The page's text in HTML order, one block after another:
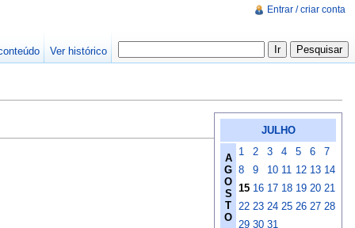
JULHO
A
G
O
S
T
O
1 2 3 4 5 6
7
8
9 10 11 12 13 14
15 16 17 18 19 20 21
22 23 24 25 26 27 28
29 30 31
Entrar / criar conta
Ver histórico